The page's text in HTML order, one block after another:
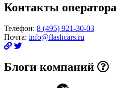
Контакты оператора
Телефон: 8 (495) 921-30-03
Почта: info@flashcars.ru
Блоги компаний